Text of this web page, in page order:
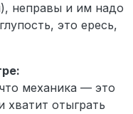
неправы и им надо
это ересь,
механика — это
хватит отыграть